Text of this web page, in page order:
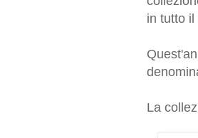
in tutto il
La